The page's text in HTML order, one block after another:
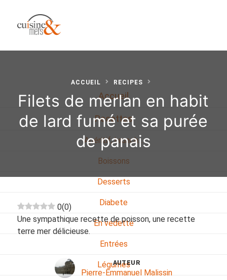
Accueil
Recettes
Apéritif, brunch…
Boissons
Desserts
Diabete
En vedette
Entrées
Légumes
ACCUEIL RECIPES
Filets de merlan en habit
de lard fumé et sa purée
de panais
0(0)
Une sympathique recette de poisson, une recette
terre mer délicieuse.
AUTEUR
Pierre-Emmanuel Malissin